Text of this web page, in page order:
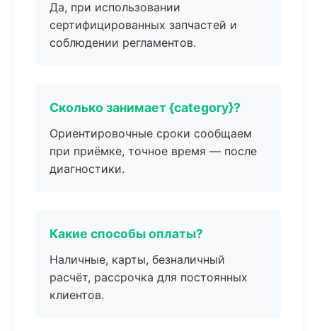
Да, при использовании
сертифицированных запчастей и
соблюдении регламентов.
Сколько занимает {category}?
Ориентировочные сроки сообщаем
при приёмке, точное время — после
диагностики.
Какие способы оплаты?
Наличные, карты, безналичный
расчёт, рассрочка для постоянных
клиентов.